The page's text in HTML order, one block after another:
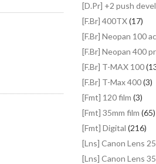
[D.Pr] +2 push
[F.Br] 400TX(17)
[F.Br] Neopan 100
[F.Br] Neopan 400
[F.Br] T-MAX 100
[F.Br] T-Max 400(3)
[Fmt] 120 film (3)
[Fmt] 35mm film (65)
[Fmt] Digital (216)
[Lns] Canon Lens
[Lns] Canon Lens